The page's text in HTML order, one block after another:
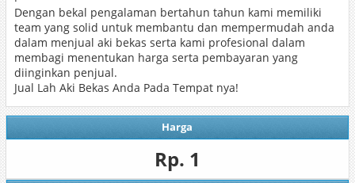
Dengan bekal pengalaman bertahun tahun kami memiliki
team yang solid untuk membantu dan mempermudah anda
dalam menjual aki bekas serta kami profesional dalam
membagi menentukan harga serta pembayaran yang
diinginkan penjual.
Jual Lah Aki Bekas Anda Pada Tempat nya!
Harga
Rp. 1